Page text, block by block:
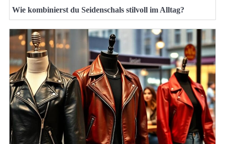
Wie kombinierst du Seidenschals stilvoll im Alltag?